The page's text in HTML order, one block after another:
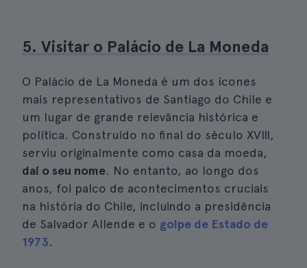
5. Visitar o Palácio de La Moneda
O Palácio de La Moneda é um dos ícones
mais representativos de Santiago do Chile e
um lugar de grande relevância histórica e
política. Construído no final do século XVIII,
serviu originalmente como casa da moeda,
daí o seu nome. No entanto, ao longo dos
anos, foi palco de acontecimentos cruciais
na história do Chile, incluindo a presidência
de Salvador Allende e o golpe de Estado de
1973.